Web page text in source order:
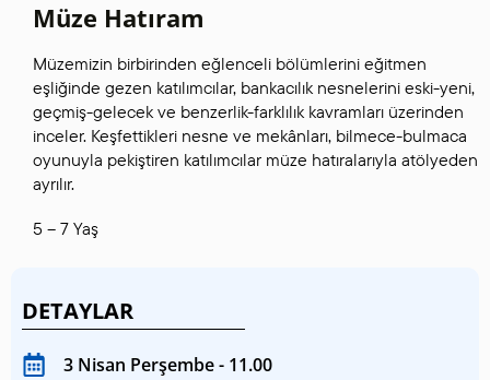
Müze Hatıram
Müzemizin birbirinden eğlenceli bölümlerini eğitmen
eşliğinde gezen katılımcılar, bankacılık nesnelerini eski-yeni,
geçmiş-gelecek ve benzerlik-farklılık kavramları üzerinden
inceler. Keşfettikleri nesne ve mekânları, bilmece-bulmaca
oyunuyla pekiştiren katılımcılar müze hatıralarıyla atölyeden
ayrılır.
5 – 7 Yaş
DETAYLAR
3 Nisan Perşembe - 11.00